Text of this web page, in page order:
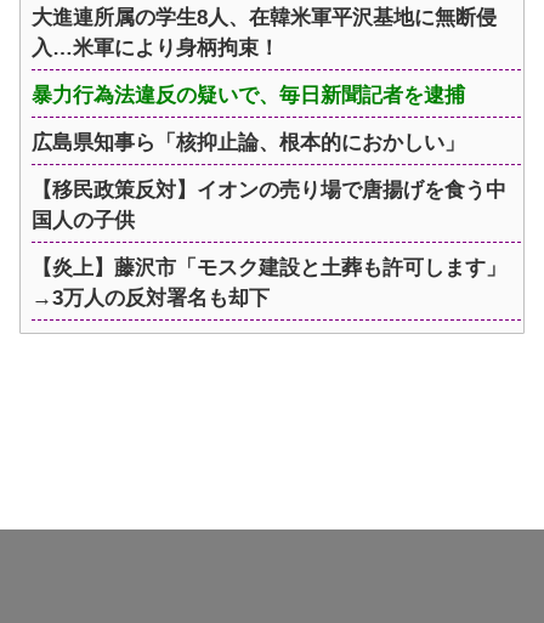
大進連所属の学生8人、在韓米軍平沢基地に無断侵
入…米軍により身柄拘束！
暴力行為法違反の疑いで、毎日新聞記者を逮捕
広島県知事ら「核抑止論、根本的におかしい」
【移民政策反対】イオンの売り場で唐揚げを食う中
国人の子供
【炎上】藤沢市「モスク建設と土葬も許可します」
→3万人の反対署名も却下